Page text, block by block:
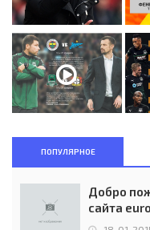
ПОПУЛЯРНОЕ
Добро
сайта